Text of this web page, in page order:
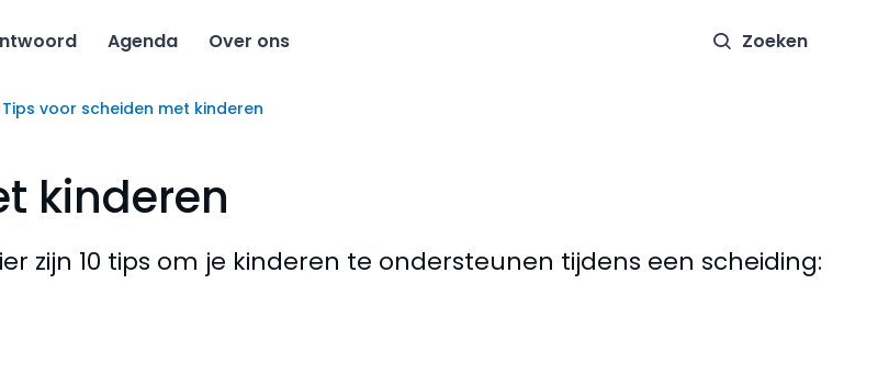
Agenda Over ons Zoeken
Tips voor scheiden met kinderen
kinderen
zijn 10 tips om je kinderen te ondersteunen tijdens een scheiding: